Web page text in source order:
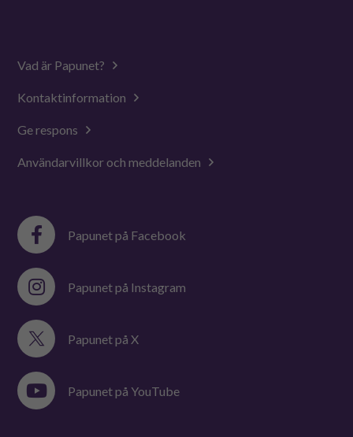
Vad är Papunet?
Kontaktinformation
Ge respons
Användarvillkor och meddelanden
Papunet på Facebook
Papunet på Instagram
Papunet på X
Papunet på YouTube